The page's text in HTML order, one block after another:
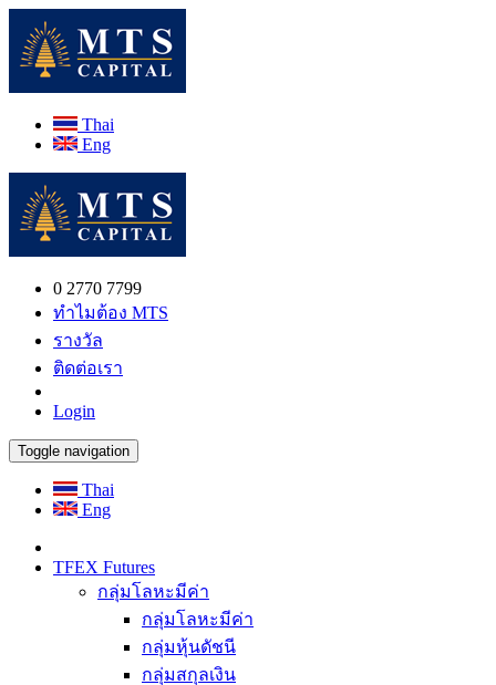
Thai
Eng
0 2770 7799
ทำไมต้อง MTS
รางวัล
ติดต่อเรา
Login
Toggle navigation
Thai
Eng
TFEX Futures
กลุ่มโลหะมีค่า
กลุ่มโลหะมีค่า
กลุ่มหุ้นดัชนี
กลุ่มสกุลเงิน